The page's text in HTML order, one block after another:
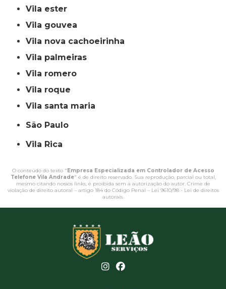
vila ester
vila gouvea
vila nova cachoeirinha
vila palmeiras
vila romero
vila roque
vila santa maria
São Paulo
Vila Rica
O conteúdo do texto " Empresa Especializada em Controlador de Acesso
Telefone Vila Andrade" é de direito reservado. Sua reprodução, parcial ou total,
mesmo citando nossos links, é proibida sem a autorização do autor. Crime de
violação de direito autoral – artigo 184 do Código Penal – Lei 9610/98 - Lei de direitos
autorais.